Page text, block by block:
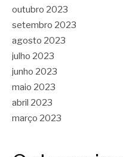
outubro 2023
setembro 2023
agosto 2023
julho 2023
junho 2023
maio 2023
abril 2023
março 2023